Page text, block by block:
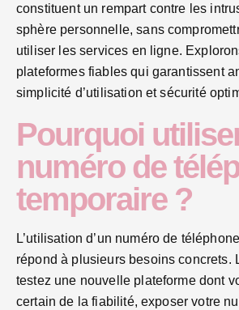
constituent un rempart contre les
sphère personnelle, sans
utiliser les services en ligne.
plateformes fiables qui garantissent
simplicité d’utilisation et sécurité
Pourquoi
numéro de
temporaire ?
L’utilisation d’un numéro de
répond à plusieurs besoins concrets.
testez une nouvelle plateforme dont
certain de la fiabilité, exposer votre